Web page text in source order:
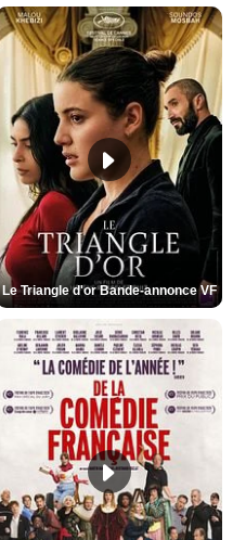
Le Triangle d'or Bande-annonce VF